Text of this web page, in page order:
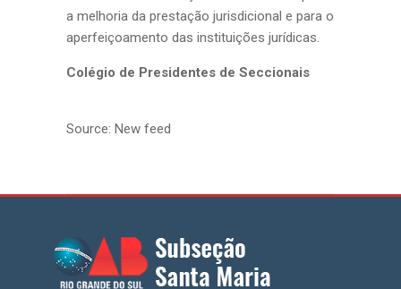
a melhoria da prestação jurisdicional e para o
aperfeiçoamento das instituições jurídicas.
Colégio de Presidentes de Seccionais
Source: New feed